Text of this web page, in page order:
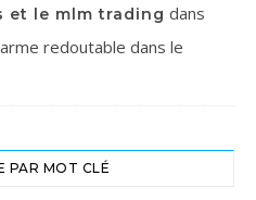
et le mlm trading dans
redoutable dans le
PAR MOT CLÉ